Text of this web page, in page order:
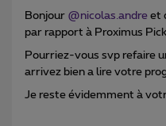
Bonjour @nicolas.andre et
par rapport à Proximus
Pourriez-vous svp refaire
arrivez bien a lire votre
Je reste évidemment à